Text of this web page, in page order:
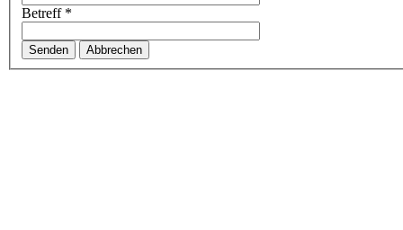
Betreff*
Senden Abbrechen